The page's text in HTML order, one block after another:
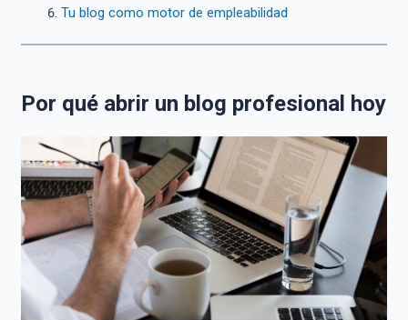
Tu blog como motor de empleabilidad
Por qué abrir un blog profesional hoy